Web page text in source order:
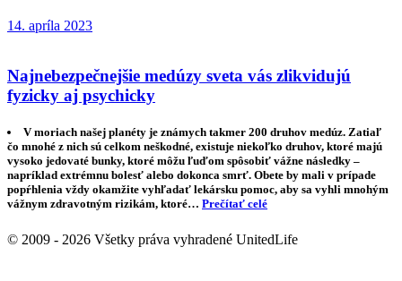
14. apríla 2023
Najnebezpečnejšie medúzy sveta vás zlikvidujú
fyzicky aj psychicky
V moriach našej planéty je známych takmer 200 druhov medúz. Zatiaľ
čo mnohé z nich sú celkom neškodné, existuje niekoľko druhov, ktoré majú
vysoko jedovaté bunky, ktoré môžu ľuďom spôsobiť vážne následky –
napríklad extrémnu bolesť alebo dokonca smrť. Obete by mali v prípade
popŕhlenia vždy okamžite vyhľadať lekársku pomoc, aby sa vyhli mnohým
vážnym zdravotným rizikám, ktoré… Prečítať celé
© 2009 - 2026 Všetky práva vyhradené UnitedLife